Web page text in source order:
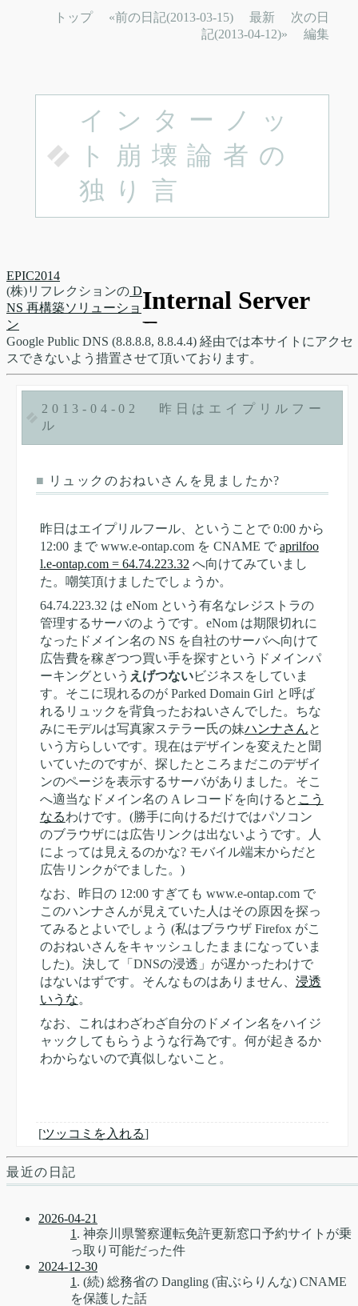
トップ «前の日記(2013-03-15) 最新
次の日
記(2013-04-12)»
編集
インターノッ
ト崩壊論者の
独り言
EPIC2014
(株)リフレクションの D
NS 再構築ソリューショ
ン
Google Public DNS (8.8.8.8, 8.8.4.4) 経由では本サイトにアクセ
スできないよう措置させて頂いております。
2013-04-02
昨日はエイプリルフー
ル
■ リュックのおねいさんを見ましたか?
昨日はエイプリルフール、ということで 0:00 から
12:00 まで www.e-ontap.com を CNAME で aprilfoo
l.e-ontap.com = 64.74.223.32 へ向けてみていまし
た。嘲笑頂けましたでしょうか。
64.74.223.32 は eNom という有名なレジストラの
管理するサーバのようです。eNom は期限切れに
なったドメイン名の NS を自社のサーバへ向けて
広告費を稼ぎつつ買い手を探すというドメインパ
ーキングという えげつないビジネスをしていま
す。そこに現れるのが Parked Domain Girl と呼ば
れるリュックを背負ったおねいさんでした。ちな
みにモデルは写真家ステラー氏の妹ハンナさんと
いう方らしいです。現在はデザインを変えたと聞
いていたのですが、探したところまだこのデザイ
ンのページを表示するサーバがありました。そこ
へ適当なドメイン名の A レコードを向けると こう
なるわけです。(勝手に向けるだけではパソコン
のブラウザには広告リンクは出ないようです。人
によっては見えるのかな? モバイル端末からだと
広告リンクがでました。)
なお、昨日の 12:00 すぎても www.e-ontap.com で
このハンナさんが見えていた人はその原因を探っ
てみるとよいでしょう (私はブラウザ Firefox がこ
のおねいさんをキャッシュしたままになっていま
した)。決して「DNSの浸透」が遅かったわけで
はないはずです。そんなものはありません、 浸透
いうな。
なお、これはわざわざ自分のドメイン名をハイジ
ャックしてもらうような行為です。何が起きるか
わからないので真似しないこと。
[ツッコミを入れる]
最近の日記
2026-04-21
1 . 神奈川県警察運転免許更新窓口予約サイトが乗
っ取り可能だった件
2024-12-30
1 . (続) 総務省の Dangling (宙ぶらりんな) CNAME
を保護した話